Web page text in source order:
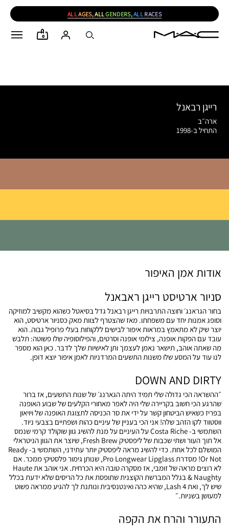
ALLAGES,ALLGENDERS,ALL RACES
0
רייגן רבאנל
ארה״ב
התחיל ב-1998
אודות אמן האיפור
סניור ארטיסט רייגן ראבאנל
בחור הגראנג׳ וחוצה התרבויות רייגן רבאנל גדל בסיאטל כשהוא מקשיב למוזיקה
וסופג אמנות יחד עם משפחתו. מאז שהצטרף לצוות מאק כסניור ארטיסט, הוא
יוצר שיק לא מתאמץ במראות איפור לבישים ללקוחות בעלי פרופיל גבוה. הוא
עובד עם הפקות אופנה, צילומי אופנה וסרטים, והפילוסופיה שלו פשוטה: תלבש
מה שאתה אוהב, תישאר נאמן לעצמך ותן לאישיות שלך לדבר. כאן הוא מספר
לנו עוד על המסע שלו משנות התשעים המרדניות לאמן איפור יוצא דופן.
DOWN AND DIRTY
״ההשראה הכי גדולה שלי תמיד היתה הגארנג׳ של שנות התשעים, אז ברור
שהרגע הכי חשוב בקריירה שלי היה לאפר מאחורי הקלעים של שבוע האופנה
בפריז כשאיש הביטחון קשר על ידי את סר הכניסה לתצוגת האופנה של ויויאון
ווסטווד לקו הזהב שלה! אני הכי בעניין של עיניים כהות ושפתיים בצבעי ניוד.
השתמשי ב- Costa Riche על העיניים על מנת להשיג גוון שוקולד קרמי שנמס
אל תוך העור ושתי שכבות של ליפסטיק Fresh Brew, שיוצר את הגוון הניטראלי
המושלם לכל אחת. כדי להשיג מראה ליפסטיק יותר עתידני, השתמשי ב- Ready
Or Not! מסדרת Pro Longwear Lipglass, שנותן גימור פלסטיקי ממכר. אם
לא רוצים מראה של זומבי, אז מסקרה טובה היא הכרחית. אני אוהב את Haute
& Naughty בגלל המברשת הקוצנית שתופסת את כל הריסים שלא ידעת בכלל
שיש לך, ואת 4 Lash, שהיא כהה ואינטנסיבית ונותנת לך להגיע ממראה פשוט
למעושן בשניות.״
התעורר והרח את הקפה